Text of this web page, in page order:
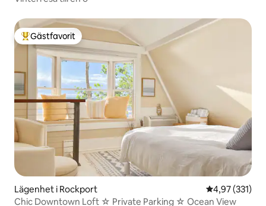
Populär gästfavorit
Gästfavorit
Lägenhet i Rockport 4,97 av 5 i
4,97 (331)
Chic Downtown Loft ☆ Private Parking ☆ Ocean View